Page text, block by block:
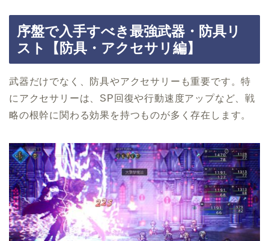
序盤で入手すべき最強武器・防具リ
スト【防具・アクセサリ編】
武器だけでなく、防具やアクセサリーも重要です。特
にアクセサリーは、SP回復や行動速度アップなど、戦
略の根幹に関わる効果を持つものが多く存在します。